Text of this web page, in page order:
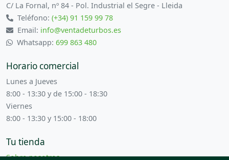
C/ La Fornal, nº 84 - Pol. Industrial el Segre - Lleida
Teléfono:(+34) 91 159 99 78
Email: info@ventadeturbos.es
Whatsapp: 699 863 480
Horario comercial
Lunes a Jueves
8:00 - 13:30 y de 15:00 - 18:30
Viernes
8:00 - 13:30 y 15:00 - 18:00
Tu tienda
Sobre nosotros